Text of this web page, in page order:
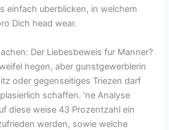
einfach uberblicken, in welchem
Dich head wear.
Der Liebesbeweis fur Manner?
hegen, aber gunstgewerblerin
oder gegenseitiges Triezen darf
schaffen. ‘ne Analyse
diese weise 43 Prozentzahl ein
werden, sowie welche